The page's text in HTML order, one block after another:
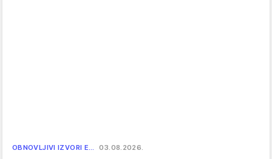
OBNOVLJIVI IZVORI E… 03.08.2026.